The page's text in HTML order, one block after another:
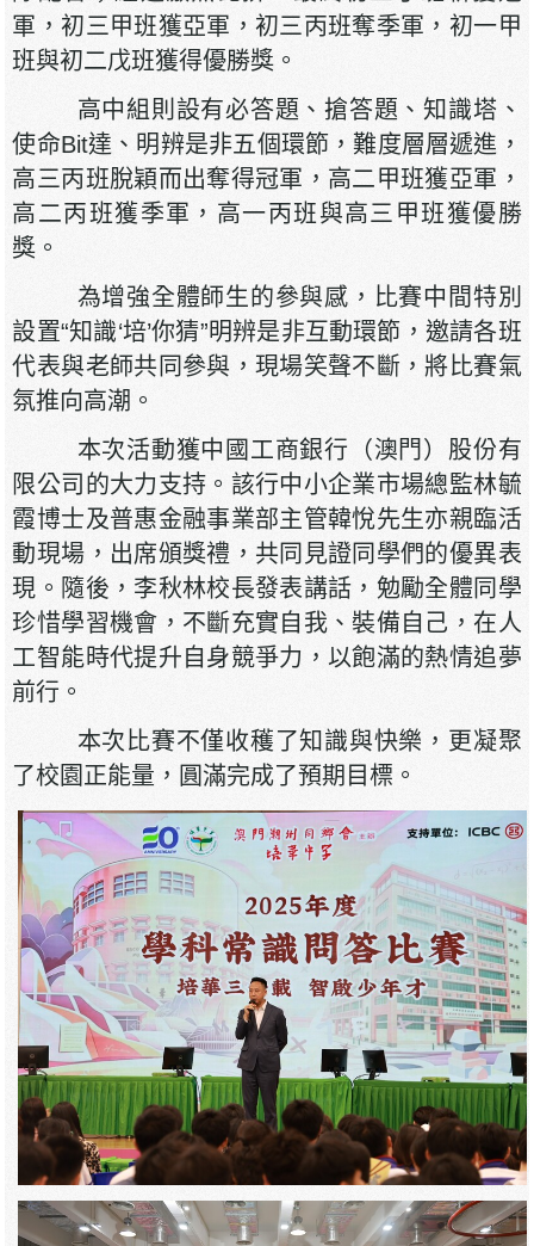
軍，初三甲班獲亞軍，初三丙班奪季軍，初一甲
班與初二戊班獲得優勝獎。
高中組則設有必答題、搶答題、知識塔、
使命Bit達、明辨是非五個環節，難度層層遞進，
高三丙班脫穎而出奪得冠軍，高二甲班獲亞軍，
高二丙班獲季軍，高一丙班與高三甲班獲優勝
獎。
為增強全體師生的參與感，比賽中間特別
設置“知識‘培’你猜”明辨是非互動環節，邀請各班
代表與老師共同參與，現場笑聲不斷，將比賽氣
氛推向高潮。
本次活動獲中國工商銀行（澳門）股份有
限公司的大力支持。該行中小企業市場總監林毓
霞博士及普惠金融事業部主管韓悅先生亦親臨活
動現場，出席頒獎禮，共同見證同學們的優異表
現。隨後，李秋林校長發表講話，勉勵全體同學
珍惜學習機會，不斷充實自我、裝備自己，在人
工智能時代提升自身競爭力，以飽滿的熱情追夢
前行。
本次比賽不僅收穫了知識與快樂，更凝聚
了校園正能量，圓滿完成了預期目標。